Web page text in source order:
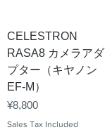
CELESTRON
RASA8 カメラアダ
プター（キヤノン
EF-M）
Price
¥8,800
Sales Tax Included